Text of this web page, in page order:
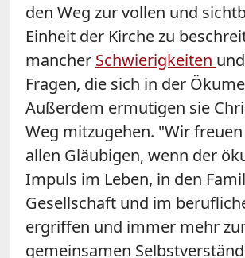
den Weg zur vollen und
Einheit der Kirche zu
mancher Schwierigkeiten
Fragen, die sich in der
Außerdem ermutigen sie
Weg mitzugehen. "Wir
allen Gläubigen, wenn der
Impuls im Leben, in den
Gesellschaft und im
ergriffen und immer mehr
gemeinsamen